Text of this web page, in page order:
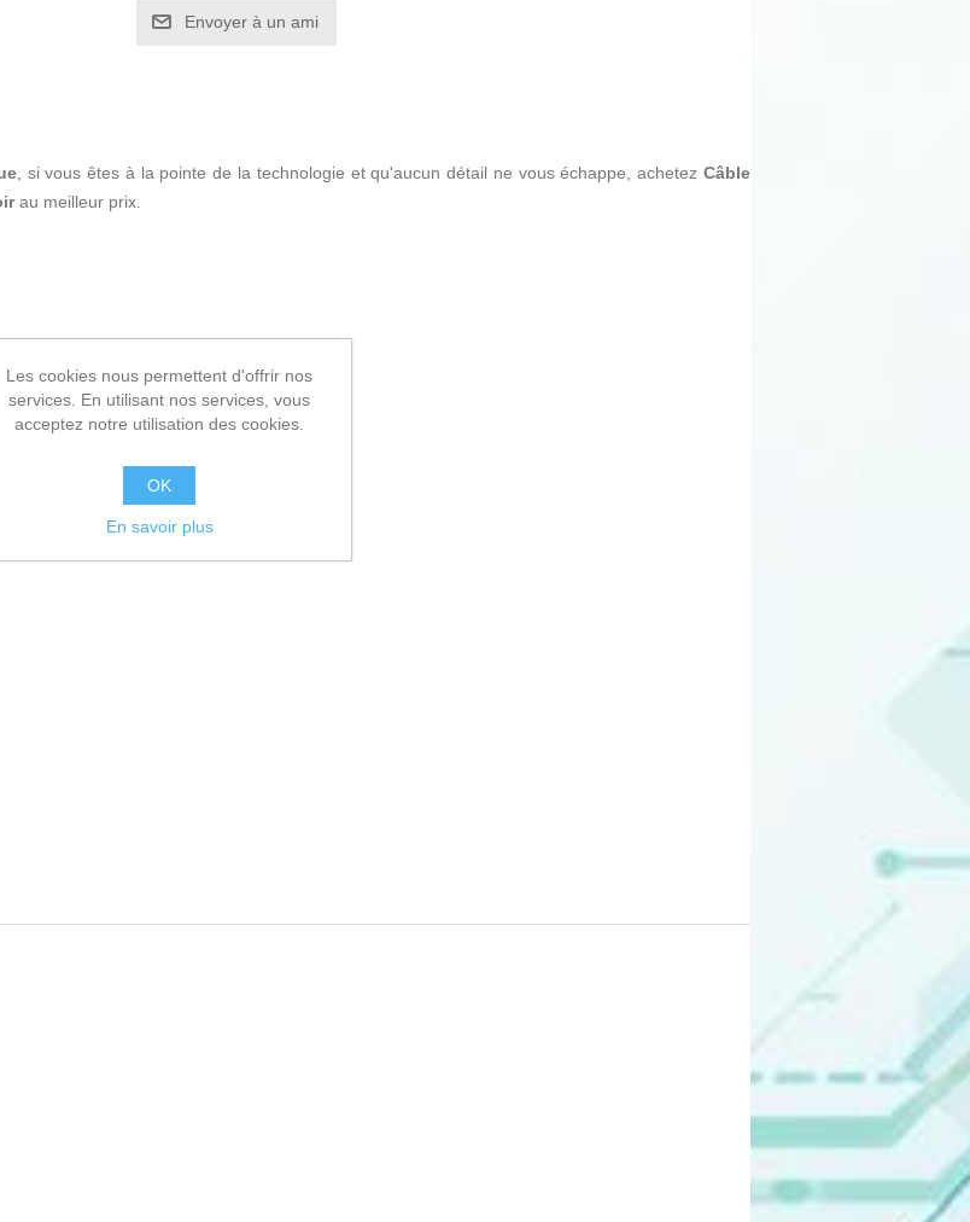
Envoyer à un ami
, si vous êtes à la pointe de la technologie et qu'aucun détail ne vous échappe, achetezCâble
au meilleur prix.
Les cookies nous permettent d'offrir nos
services. En utilisant nos services, vous
acceptez notre utilisation des cookies.
OK
En savoir plus